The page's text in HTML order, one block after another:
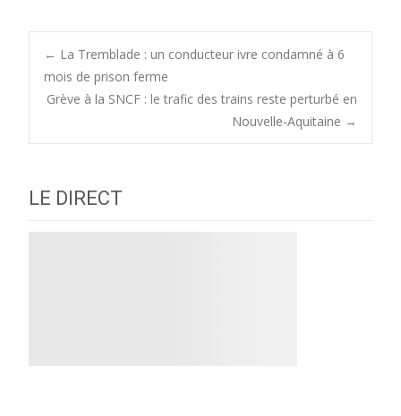
Post
navigation
← La Tremblade : un conducteur ivre condamné à 6
mois de prison ferme
Grève à la SNCF : le trafic des trains reste perturbé en
Nouvelle-Aquitaine →
LE DIRECT